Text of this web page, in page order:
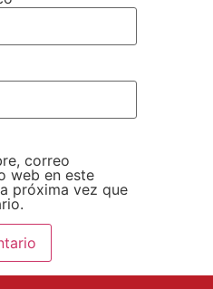
correo
web en este
próxima vez que